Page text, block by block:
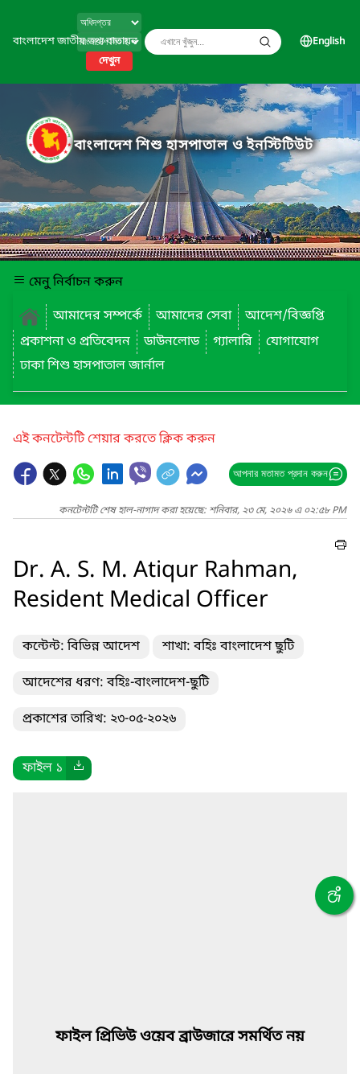
বাংলাদেশ জাতীয় তথ্য বাতায়ন
দেখুন
English
বাংলাদেশ শিশু হাসপাতাল ও ইনস্টিটিউট
মেনু নির্বাচন করুন
আমাদের সম্পর্কে
আমাদের সেবা
আদেশ/বিজ্ঞপ্তি
প্রকাশনা ও প্রতিবেদন
ডাউনলোড গ্যালারি
যোগাযোগ
ঢাকা শিশু হাসপাতাল জার্নাল
এই কনটেন্টটি শেয়ার করতে ক্লিক করুন
আপনার মতামত প্রদান করুন
কনটেন্টটি শেষ হাল-নাগাদ করা হয়েছে: শনিবার, ২৩ মে, ২০২৬ এ ০২:৫৮ PM
Dr. A. S. M. Atiqur Rahman,
Resident Medical Officer
কন্টেন্ট: বিভিন্ন আদেশ শাখা: বহিঃ বাংলাদেশ ছুটি
আদেশের ধরণ: বহিঃ-বাংলাদেশ-ছুটি
প্রকাশের তারিখ: ২৩-০৫-২০২৬
ফাইল ১
ফাইল প্রিভিউ ওয়েব ব্রাউজারে সমর্থিত নয়